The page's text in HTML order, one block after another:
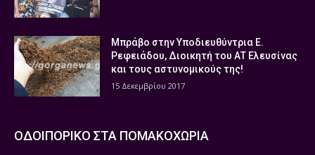
Μπράβο στην Υποδιευθύντρια Ε.
Ρεφειάδου, Διοικητή του ΑΤ Ελευσίνας
και τους αστυνομικούς της!
15 Δεκεμβρίου 2017
ΟΔΟΙΠΟΡΙΚΟ ΣΤΑ ΠΟΜΑΚΟΧΩΡΙΑ